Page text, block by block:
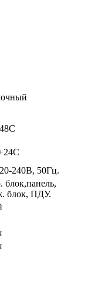
240В, 50Гц.
блок,панель,
блок, ПДУ.